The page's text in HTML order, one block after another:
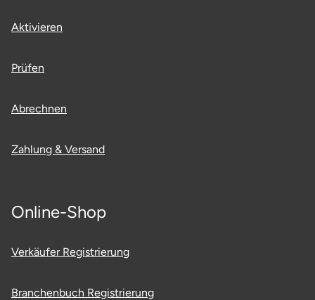
Aktivieren
Prüfen
Abrechnen
Zahlung & Versand
Online-Shop
Verkäufer Registrierung
Branchenbuch Registrierung